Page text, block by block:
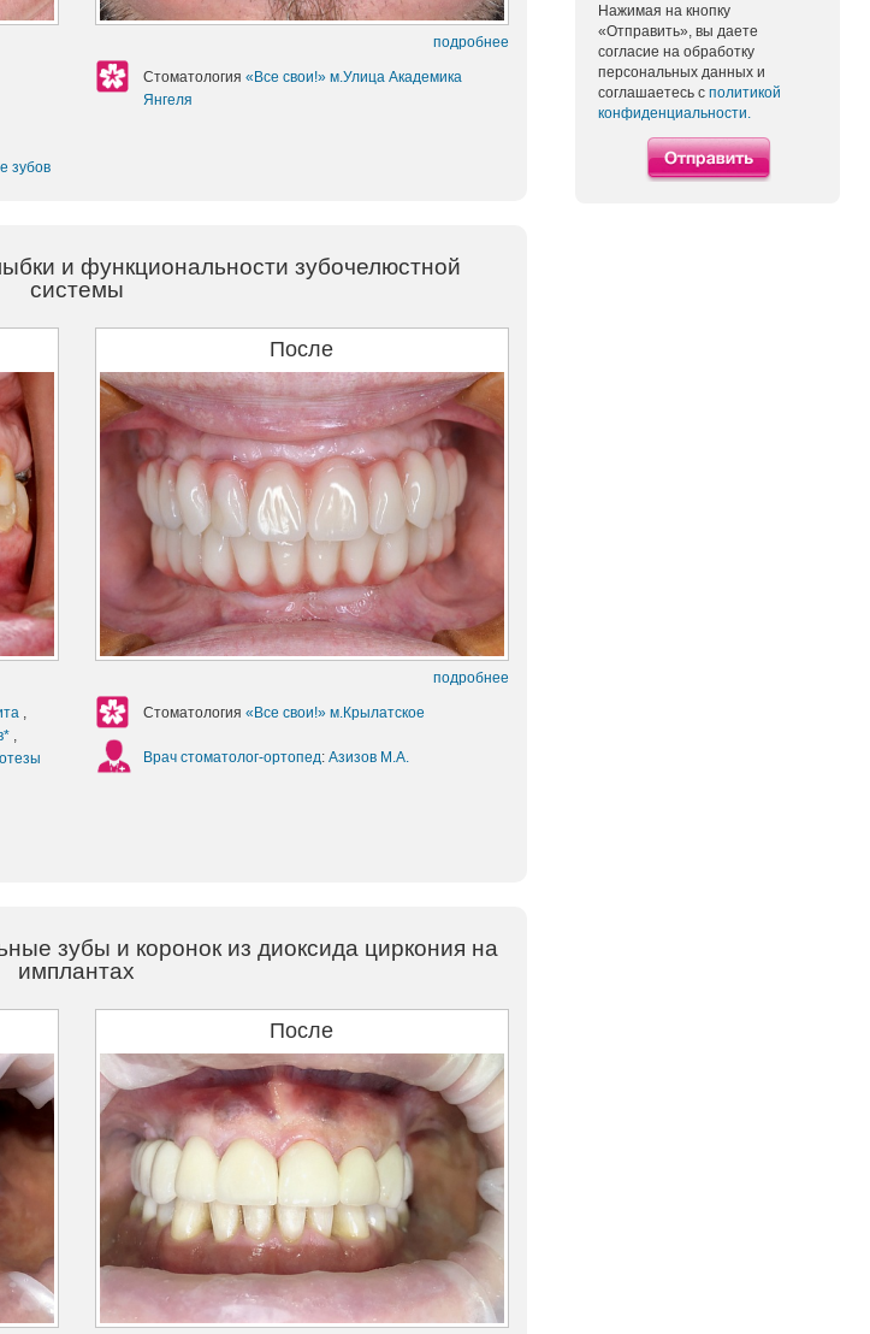
Нажимая на кнопку
«Отправить», вы даете
согласие на обработку
персональных данных и
соглашаетесь с политикой
конфиденциальности.
подробнее
зубов
Стоматология «Все свои!» м.Улица Академика
Янгеля
и функциональности зубочелюстной
системы
После
подробнее
Стоматология «Все свои!» м.Крылатское
Врач стоматолог-ортопед: Азизов М.А.
зубы и коронок из диоксида циркония на
имплантах
После